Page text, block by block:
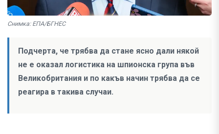
Снимка: ЕПА/БГНЕС
Подчерта, че трябва да стане ясно дали някой
не е оказал логистика на шпионска група във
Великобритания и по какъв начин трябва да се
реагира в такива случаи.